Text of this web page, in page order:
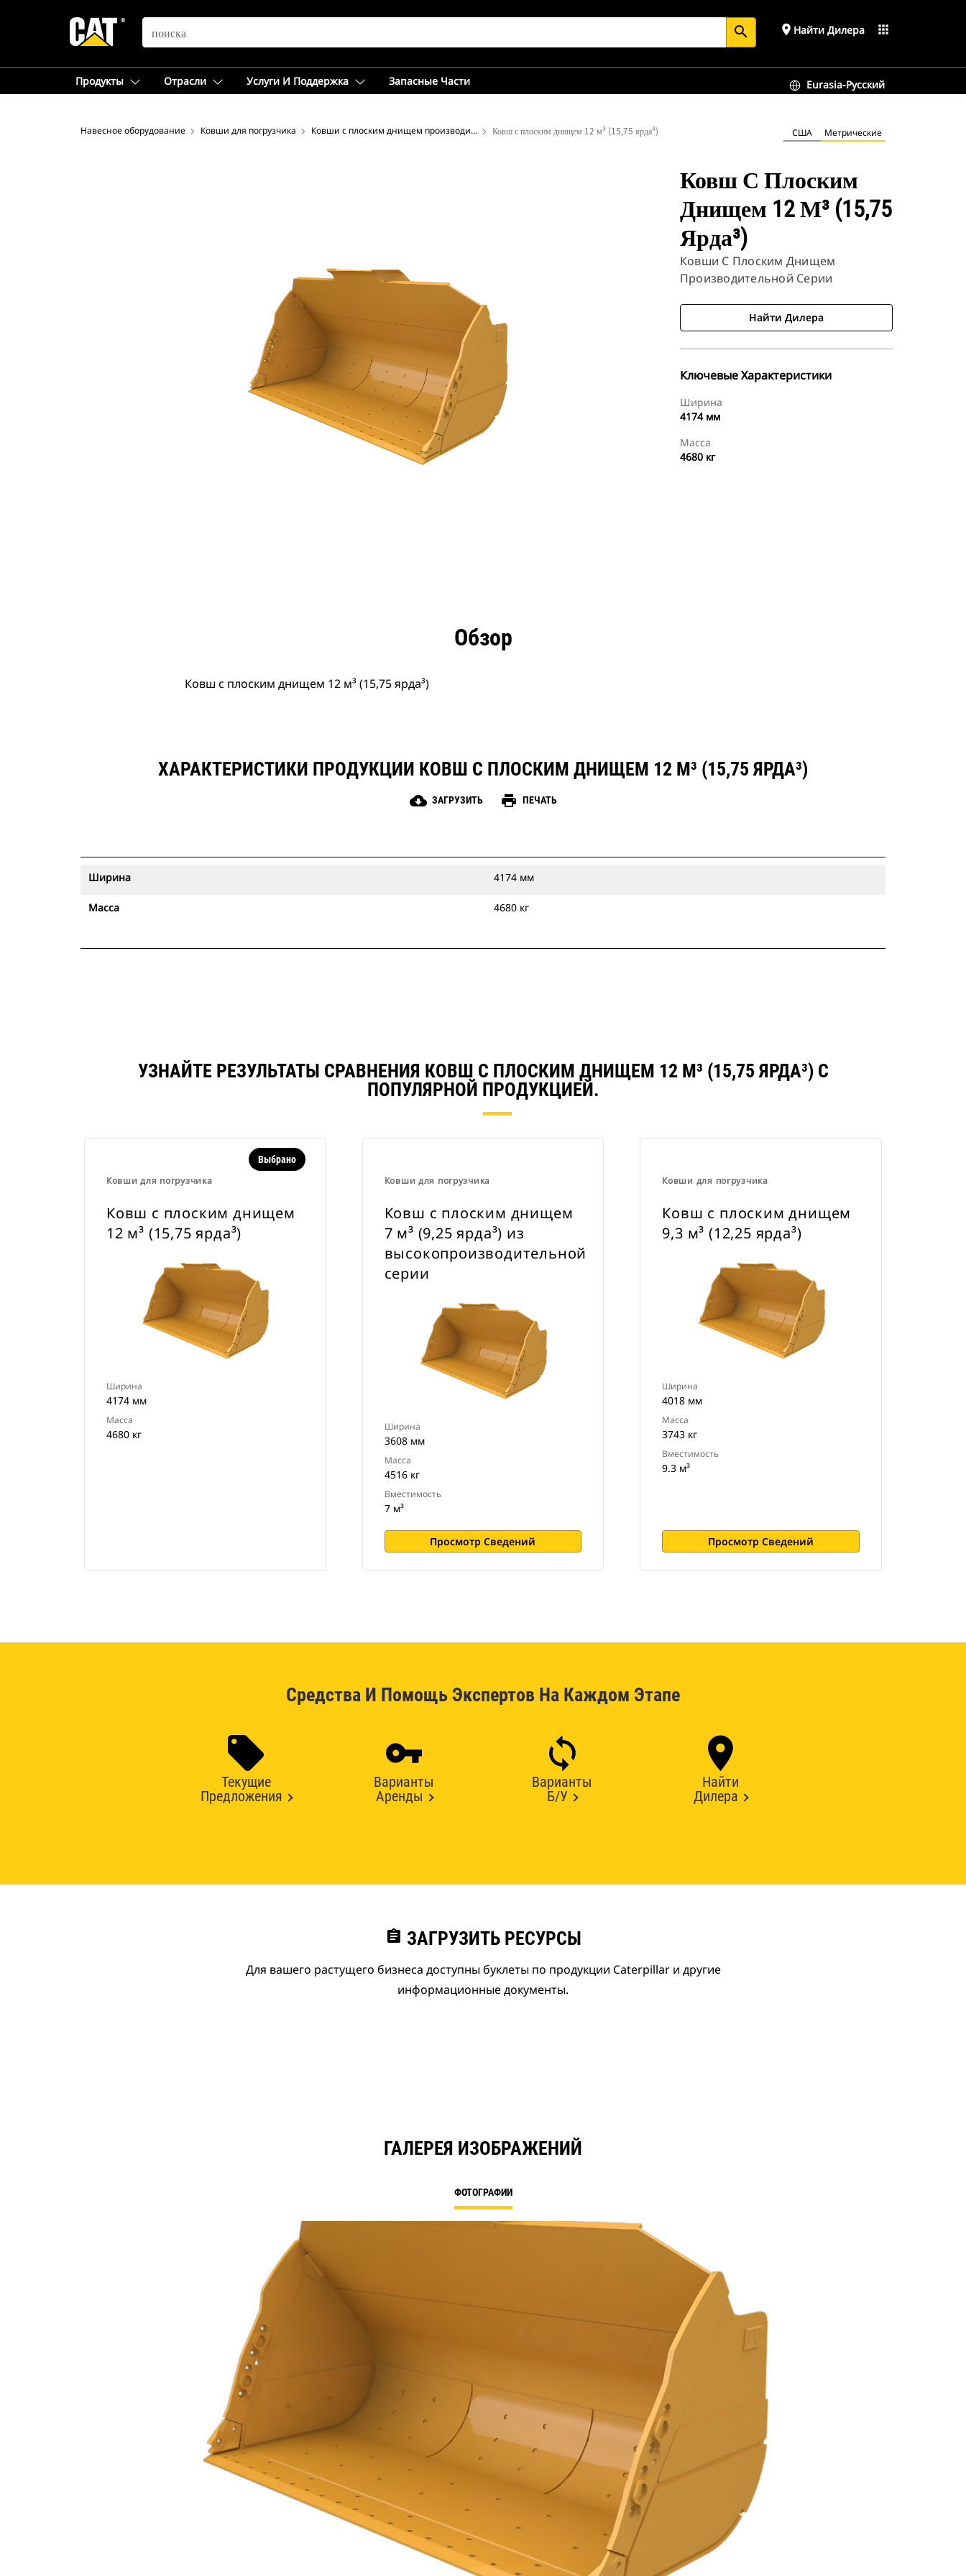
SEARCH search place Найти Дилера apps
Продукты Отрасли Услуги И Поддержка Запасные Части Eurasia-Русский
Навесное оборудование Ковши для погрузчика Ковши с плоским днищем производительной серии Ковш с плоским днищем 12 м³ (15,75 ярда³) США Метрические
Ковш С Плоским
Днищем 12 М³ (15,75
Ярда³)
Ковши С Плоским Днищем
Производительной Серии
Найти Дилера
Ключевые Характеристики
Ширина
4174 мм
Масса
4680 кг
Обзор
Ковш с плоским днищем 12 м³ (15,75 ярда³)
ХАРАКТЕРИСТИКИ ПРОДУКЦИИ КОВШ С ПЛОСКИМ ДНИЩЕМ 12 М³ (15,75 ЯРДА³)
cloud_download ЗАГРУЗИТЬ print ПЕЧАТЬ
Ширина 4174 мм
Масса 4680 кг
УЗНАЙТЕ РЕЗУЛЬТАТЫ СРАВНЕНИЯ КОВШ С ПЛОСКИМ ДНИЩЕМ 12 М³ (15,75 ЯРДА³) С
ПОПУЛЯРНОЙ ПРОДУКЦИЕЙ.
Ковши для погрузчика
Выбрано
Ковш с плоским днищем
12 м³ (15,75 ярда³)
Ширина
4174 мм
Масса
4680 кг
Ковши для погрузчика
Ковш с плоским днищем
7 м³ (9,25 ярда³) из
высокопроизводительной
серии
Ширина
3608 мм
Масса
4516 кг
Вместимость
7 м³
Просмотр Сведений
Ковши для погрузчика
Ковш с плоским днищем
9,3 м³ (12,25 ярда³)
Ширина
4018 мм
Масса
3743 кг
Вместимость
9.3 м³
Просмотр Сведений
Средства И Помощь Экспертов На Каждом Этапе
Текущие
Предложения
Варианты
Аренды
Варианты
Б/У
Найти
Дилера
assignment ЗАГРУЗИТЬ РЕСУРСЫ
Для вашего растущего бизнеса доступны буклеты по продукции Caterpillar и другие
информационные документы.
ГАЛЕРЕЯ ИЗОБРАЖЕНИЙ
ФОТОГРАФИИ